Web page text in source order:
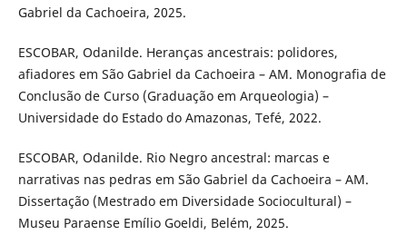
Gabriel da Cachoeira, 2025.
ESCOBAR, Odanilde. Heranças ancestrais: polidores,
afiadores em São Gabriel da Cachoeira – AM. Monografia de
Conclusão de Curso (Graduação em Arqueologia) –
Universidade do Estado do Amazonas, Tefé, 2022.
ESCOBAR, Odanilde. Rio Negro ancestral: marcas e
narrativas nas pedras em São Gabriel da Cachoeira – AM.
Dissertação (Mestrado em Diversidade Sociocultural) –
Museu Paraense Emílio Goeldi, Belém, 2025.